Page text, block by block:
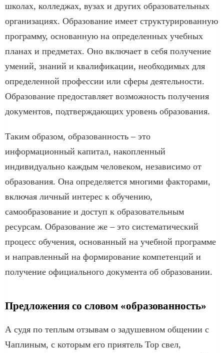
школах, колледжах, вузах и других образовательных
организациях. Образование имеет структурированную
программу, основанную на определенных учебных
планах и предметах. Оно включает в себя получение
умений, знаний и квалификации, необходимых для
определенной профессии или сферы деятельности.
Образование предоставляет возможность получения
документов, подтверждающих уровень образования.
Таким образом, образованность – это
информационный капитал, накопленный
индивидуально каждым человеком, независимо от
образования. Она определяется многими факторами,
включая личный интерес к обучению,
самообразование и доступ к образовательным
ресурсам. Образование же – это систематический
процесс обучения, основанный на учебной программе
и направленный на формирование компетенций и
получение официального документа об образовании.
Предложения со словом «образованность»
А судя по теплым отзывам о задушевном общении с
Чаплиным, с которым его приятель Тор свел,